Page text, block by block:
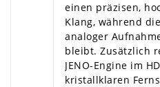
einen präzisen,
Klang, während
analoger
bleibt. Zusätzlich
JENO-Engine im
kristallklaren